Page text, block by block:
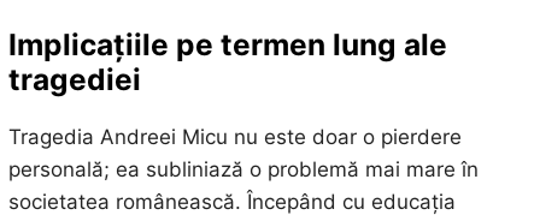
Implicațiile pe termen lung ale
tragediei
Tragedia Andreei Micu nu este doar o pierdere
personală; ea subliniază o problemă mai mare în
societatea românească. Începând cu educația